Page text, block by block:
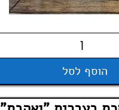
הוסף לסל